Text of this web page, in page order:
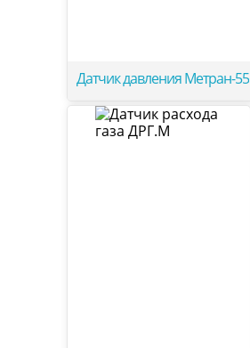
Датчик давления Метран-55